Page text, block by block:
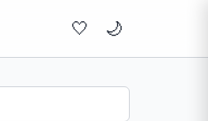
🤍